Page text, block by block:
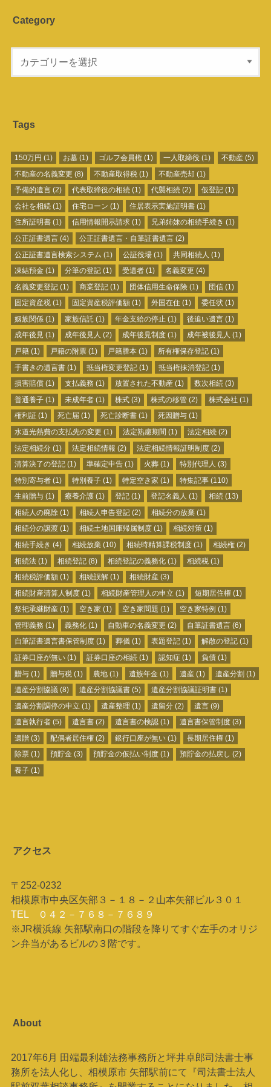
Category
Tags
150万円 (1) お墓 (1) ゴルフ会員権 (1) 一人取締役 (1) 不動産(5)
不動産の名義変更 (8) 不動産取得税 (1) 不動産売却 (1)
予備的遺言(2) 代表取締役の相続 (1) 代襲相続 (2) 仮登記 (1)
会社を相続(1) 住宅ローン (1) 住居表示実施証明書 (1)
住所証明書(1) 信用情報開示請求 (1) 兄弟姉妹の相続手続き (1)
公正証書遺言(4) 公正証書遺言・自筆証書遺言 (2)
公正証書遺言検索システム (1) 公証役場 (1) 共同相続人 (1)
凍結預金(1) 分筆の登記 (1) 受遺者 (1) 名義変更 (4)
名義変更登記(1) 商業登記 (1) 団体信用生命保険 (1) 団信 (1)
固定資産税(1) 固定資産税評価額 (1) 外国在住 (1) 委任状 (1)
姻族関係(1) 家族信託 (1) 年金支給の停止 (1) 後追い遺言 (1)
成年後見(1) 成年後見人 (2) 成年後見制度 (1) 成年被後見人 (1)
戸籍(1) 戸籍の附票 (1) 戸籍謄本 (1) 所有権保存登記 (1)
手書きの遺言書(1) 抵当権変更登記 (1) 抵当権抹消登記 (1)
損害賠償(1) 支払義務 (1) 放置された不動産 (1) 数次相続 (3)
普通養子(1) 未成年者 (1) 株式 (3) 株式の移管 (2) 株式会社 (1)
権利証(1) 死亡届 (1) 死亡診断書 (1) 死因贈与 (1)
水道光熱費の支払先の変更 (1) 法定熟慮期間 (1) 法定相続 (2)
法定相続分(1) 法定相続情報 (2) 法定相続情報証明制度 (2)
清算決了の登記(1) 準確定申告 (1) 火葬 (1) 特別代理人 (3)
特別寄与者(1) 特別養子 (1) 特定空き家 (1) 特集記事 (110)
生前贈与(1) 療養介護 (1) 登記 (1) 登記名義人 (1) 相続(13)
相続人の廃除(1) 相続人申告登記 (2) 相続分の放棄 (1)
相続分の譲渡(1) 相続土地国庫帰属制度 (1) 相続対策 (1)
相続手続き (4) 相続放棄 (10) 相続時精算課税制度 (1) 相続権 (2)
相続法(1) 相続登記 (8) 相続登記の義務化 (1) 相続税 (1)
相続税評価額(1) 相続誤解 (1) 相続財産 (3)
相続財産清算人制度(1) 相続財産管理人の申立 (1) 短期居住権 (1)
祭祀承継財産(1) 空き家 (1) 空き家問題 (1) 空き家特例 (1)
管理義務 (1) 義務化 (1) 自動車の名義変更 (2) 自筆証書遺言 (6)
自筆証書遺言書保管制度(1) 葬儀 (1) 表題登記 (1) 解散の登記 (1)
証券口座が無い(1) 証券口座の相続 (1) 認知症 (1) 負債 (1)
贈与(1) 贈与税 (1) 農地 (1) 遺族年金 (1) 遺産(1) 遺産分割(1)
遺産分割協議(8) 遺産分割協議書 (5) 遺産分割協議証明書 (1)
遺産分割調停の申立 (1) 遺産整理 (1) 遺留分 (2) 遺言 (9)
遺言執行者(5) 遺言書 (2) 遺言書の検認 (1) 遺言書保管制度 (3)
遺贈(3) 配偶者居住権 (2) 銀行口座が無い (1) 長期居住権 (1)
除票(1) 預貯金 (3) 預貯金の仮払い制度 (1) 預貯金の払戻し (2)
養子(1)
アクセス
〒252-0232
相模原市中央区矢部３－１８－２山本矢部ビル３０１
TEL ０４２－７６８－７６８９
※JR横浜線 矢部駅南口の階段を降りてすぐ左手のオリジ
ン弁当があるビルの３階です。
About
2017年6月 田端最利雄法務事務所と坪井卓郎司法書士事
務所を法人化し、相模原市 矢部駅前にて『司法書士法人